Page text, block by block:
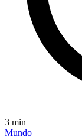
3 min
Mundo